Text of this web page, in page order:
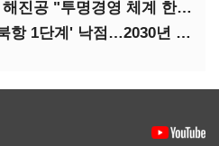
상임감사 공모 돌입한 해진공 "투명경영 체계 한층 강화"
해수부 신청사, 부산 '북항 1단계' 낙점…2030년 완공 목표